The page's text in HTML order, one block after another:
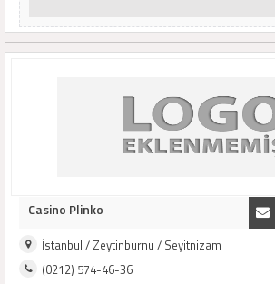
Casino Plinko
İstanbul / Zeytinburnu / Seyitnizam
(0212) 574-46-36